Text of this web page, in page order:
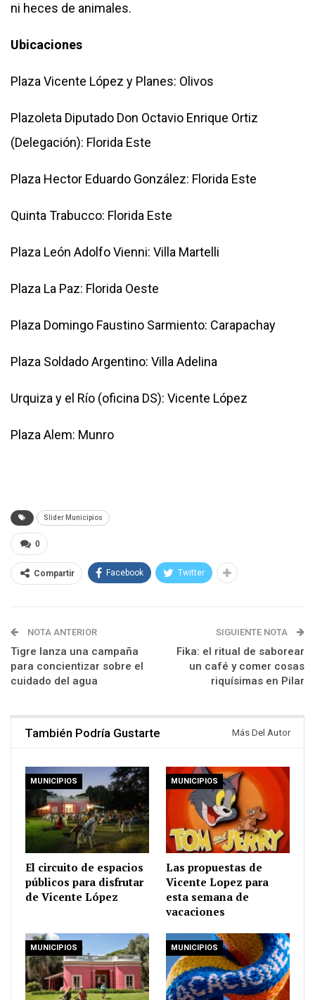
ni heces de animales.
Ubicaciones
Plaza Vicente López y Planes: Olivos
Plazoleta Diputado Don Octavio Enrique Ortiz
(Delegación): Florida Este
Plaza Hector Eduardo González: Florida Este
Quinta Trabucco: Florida Este
Plaza León Adolfo Vienni: Villa Martelli
Plaza La Paz: Florida Oeste
Plaza Domingo Faustino Sarmiento: Carapachay
Plaza Soldado Argentino: Villa Adelina
Urquiza y el Río (oficina DS): Vicente López
Plaza Alem: Munro
Slider Municipios
0
Compartir Facebook Twitter
NOTA ANTERIOR
Tigre lanza una campaña
para concientizar sobre el
cuidado del agua
SIGUIENTE NOTA
Fika: el ritual de saborear
un café y comer cosas
riquísimas en Pilar
También Podría Gustarte Más Del Autor
MUNICIPIOS
El circuito de espacios
públicos para disfrutar
de Vicente López
MUNICIPIOS
Las propuestas de
Vicente Lopez para
esta semana de
vacaciones
MUNICIPIOS MUNICIPIOS